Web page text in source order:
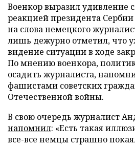
Военкор выразил удивление
реакцией президента
на слова немецкого
лишь дежурно отметил, что
видение ситуации в ходе
По мнению военкора,
осадить журналиста,
фашистами советских
Отечественной войны.
В свою очередь журналист
напомнил: «Есть такая
все-все немцы страшно